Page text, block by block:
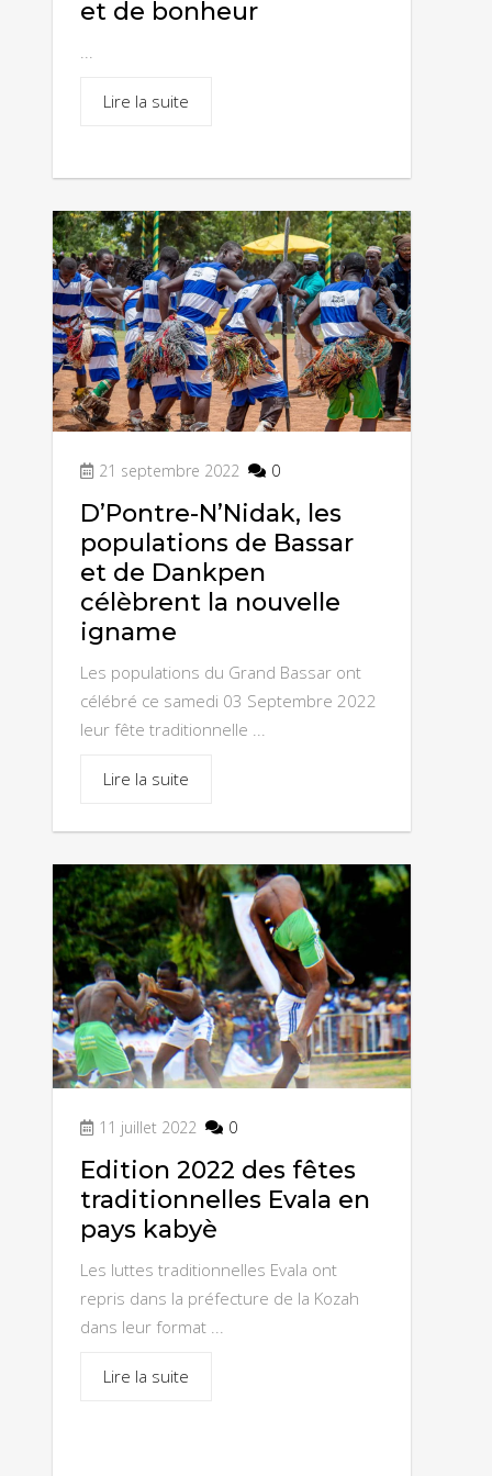
RIVIERE GNAKPIMKPIM A N’TAMBU
Yoma-boua ou rivière des esclaves
(préfecture de Sotouboua)
Le vestibule de Ouro Djobo Sémassi
Le Centre National de Tissage de
ALEHERIDE ET LE LAC AUX AIGRETTES
Le parc national Fazao Malfakassa
Aéroport International Gnassingbe
Frontière Togo-Bénin (Hillacondji)
Frontière Togo- Burkina Faso
Cathédrale de Kpalimé
Le Port Autonome de Lomé
Cinkassé à la porte du sahel
Dzogbégan sur le plateau de Dayes
Muraille d'Agbogbo
Le lac Togo et Togoville
carrefour de la Poste
et de bonheur
...
Lire la suite
21 septembre 2022 0
D’Pontre-N’Nidak, les
populations de Bassar
et de Dankpen
célèbrent la nouvelle
igname
Les populations du Grand Bassar ont
célébré ce samedi 03 Septembre 2022
leur fête traditionnelle ...
Lire la suite
11 juillet 2022 0
Edition 2022 des fêtes
traditionnelles Evala en
pays kabyè
Les luttes traditionnelles Evala ont
repris dans la préfecture de la Kozah
dans leur format ...
Lire la suite